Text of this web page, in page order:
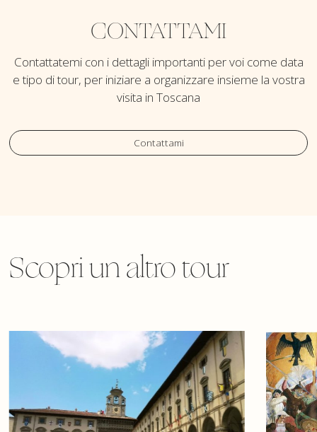
CONTATTAMI
Contattatemi con i dettagli importanti per voi come data
e tipo di tour, per iniziare a organizzare insieme la vostra
visita in Toscana
Contattami
Scopri un altro tour